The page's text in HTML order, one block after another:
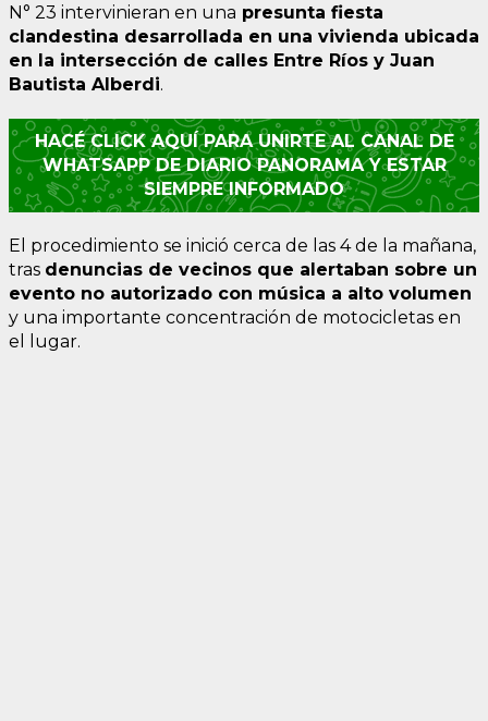
N° 23 intervinieran en una presunta fiesta
clandestina desarrollada en una vivienda ubicada
en la intersección de calles Entre Ríos y Juan
Bautista Alberdi.
HACÉ CLICK AQUÍ PARA UNIRTE AL CANAL DE
WHATSAPP DE DIARIO PANORAMA Y ESTAR
SIEMPRE INFORMADO
El procedimiento se inició cerca de las 4 de la mañana,
tras denuncias de vecinos que alertaban sobre un
evento no autorizado con música a alto volumen
y una importante concentración de motocicletas en
el lugar.